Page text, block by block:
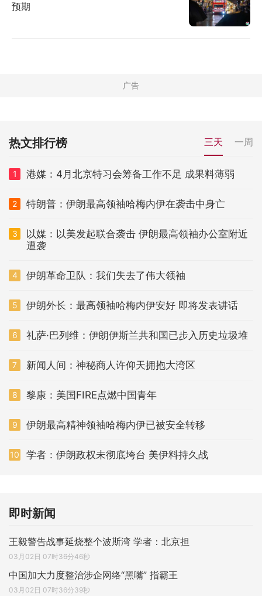
预期
热文排行榜 三天 一周
1 港媒：4月北京特习会筹备工作不足 成果料薄弱
2 特朗普：伊朗最高领袖哈梅内伊在袭击中身亡
3
以媒：以美发起联合袭击 伊朗最高领袖办公室附近
遭袭
4 伊朗革命卫队：我们失去了伟大领袖
5 伊朗外长：最高领袖哈梅内伊安好 即将发表讲话
6 礼萨·巴列维：伊朗伊斯兰共和国已步入历史垃圾堆
7 新闻人间：神秘商人许仰天拥抱大湾区
8 黎康：美国FIRE点燃中国青年
9 伊朗最高精神领袖哈梅内伊已被安全转移
10 学者：伊朗政权未彻底垮台 美伊料持久战
即时新闻
王毅警告战事延烧整个波斯湾 学者：北京担
03月02日 07时36分46秒
中国加大力度整治涉企网络“黑嘴” 指霸王
03月02日 07时36分39秒